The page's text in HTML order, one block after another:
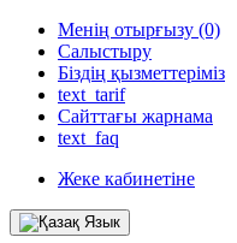
Менің отырғызу (0)
Салыстыру
Біздің қызметтеріміз
text_tarif
Сайттағы жарнама
text_faq
Жеке кабинетіне
Язык